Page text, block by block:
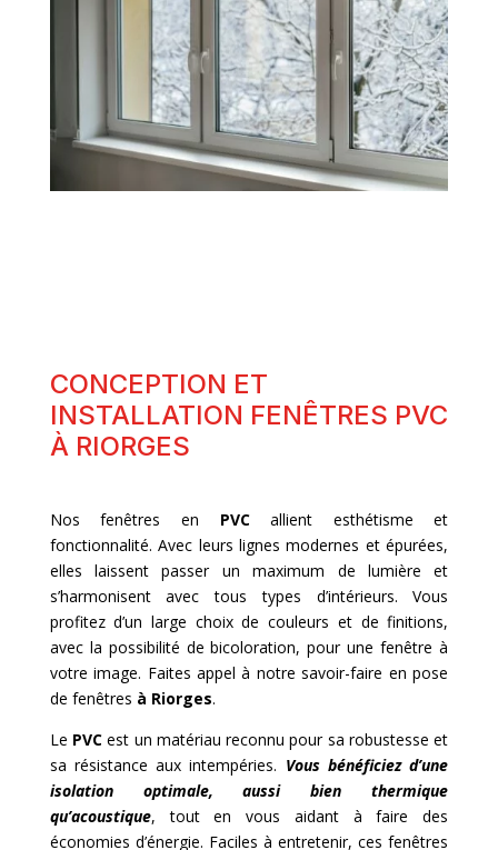
CONCEPTION ET
INSTALLATION FENÊTRES PVC
À RIORGES
Nos fenêtres en PVCallient esthétisme et
fonctionnalité. Avec leurs lignes modernes et épurées,
elles laissent passer un maximum de lumière et
s’harmonisent avec tous types d’intérieurs. Vous
profitez d’un large choix de couleurs et de finitions,
avec la possibilité de bicoloration, pour une fenêtre à
votre image. Faites appel à notre savoir-faire en pose
de fenêtres à Riorges.
Le PVC est un matériau reconnu pour sa robustesse et
sa résistance aux intempéries. Vous bénéficiez d’une
isolation optimale, aussi bien thermique
qu’acoustique, tout en vous aidant à faire des
économies d’énergie. Faciles à entretenir, ces fenêtres